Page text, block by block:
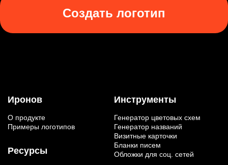
Создать логотип
Иронов
О продукте
Примеры логотипов
Ресурсы
Инструменты
Генератор цветовых схем
Генератор названий
Визитные карточки
Бланки писем
Обложки для соц. сетей